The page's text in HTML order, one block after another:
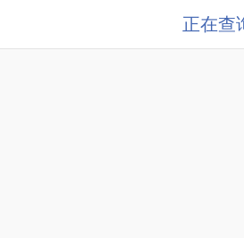
正在查